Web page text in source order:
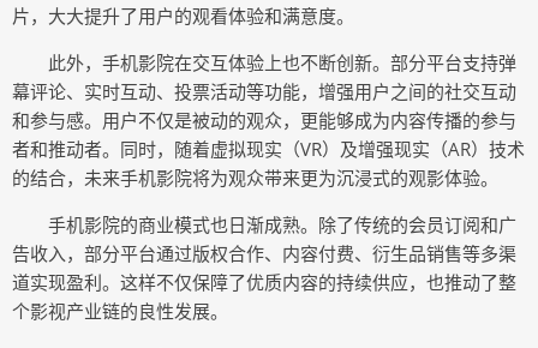
片，大大提升了用户的观看体验和满意度。
此外，手机影院在交互体验上也不断创新。部分平台支持弹
幕评论、实时互动、投票活动等功能，增强用户之间的社交互动
和参与感。用户不仅是被动的观众，更能够成为内容传播的参与
者和推动者。同时，随着虚拟现实（VR）及增强现实（AR）技术
的结合，未来手机影院将为观众带来更为沉浸式的观影体验。
手机影院的商业模式也日渐成熟。除了传统的会员订阅和广
告收入，部分平台通过版权合作、内容付费、衍生品销售等多渠
道实现盈利。这样不仅保障了优质内容的持续供应，也推动了整
个影视产业链的良性发展。